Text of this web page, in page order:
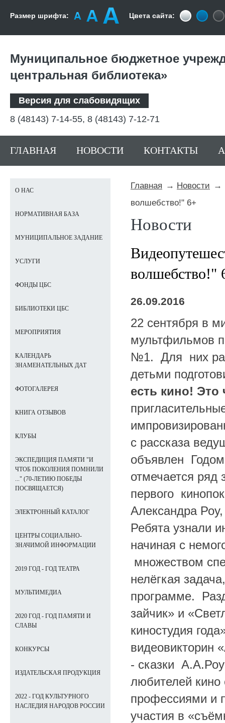
Размер шрифта: Цвета сайта:
Муниципальное бюджетное
центральная библиотека»
Версия для слабовидящих
8 (48143) 7-14-55, 8 (48143) 7-12-71
ГЛАВНАЯ НОВОСТИ КОНТАКТЫ
Главная Новости
волшебство!" 6+
Новости
волшебство!"
26.09.2016
22 сентября в
мультфильмов
№1. Для них
детьми
есть кино! Это
с рассказа
объявлен Годом
отмечается ряд
первого
Александра
Ребята узнали
начиная с
множеством
нелёгкая
программе.
зайчик» и
киностудия
видеовикторин
- сказки
любителей
профессиями и
участия в
О НАС
НОРМАТИВНАЯ БАЗА
МУНИЦИПАЛЬНОЕ ЗАДАНИЕ
УСЛУГИ
ФОНДЫ ЦБС
БИБЛИОТЕКИ ЦБС
МЕРОПРИЯТИЯ
КАЛЕНДАРЬ
ЗНАМЕНАТЕЛЬНЫХ ДАТ
ФОТОГАЛЕРЕЯ
КНИГА ОТЗЫВОВ
КЛУБЫ
ЭКСПЕДИЦИЯ ПАМЯТИ "И
ЧТОБ ПОКОЛЕНИЯ ПОМНИЛИ
..." (70-ЛЕТИЮ ПОБЕДЫ
ПОСВЯЩАЕТСЯ)
ЭЛЕКТРОННЫЙ КАТАЛОГ
ЦЕНТРЫ СОЦИАЛЬНО-
ЗНАЧИМОЙ ИНФОРМАЦИИ
2019 ГОД - ГОД ТЕАТРА
МУЛЬТИМЕДИА
2020 ГОД - ГОД ПАМЯТИ И
СЛАВЫ
КОНКУРСЫ
ИЗДАТЕЛЬСКАЯ ПРОДУКЦИЯ
2022 - ГОД КУЛЬТУРНОГО
НАСЛЕДИЯ НАРОДОВ РОССИИ